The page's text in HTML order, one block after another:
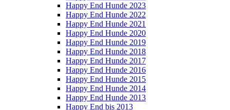
Happy End Hunde 2023
Happy End Hunde 2022
Happy End Hunde 2021
Happy End Hunde 2020
Happy End Hunde 2019
Happy End Hunde 2018
Happy End Hunde 2017
Happy End Hunde 2016
Happy End Hunde 2015
Happy End Hunde 2014
Happy End Hunde 2013
Happy End bis 2013